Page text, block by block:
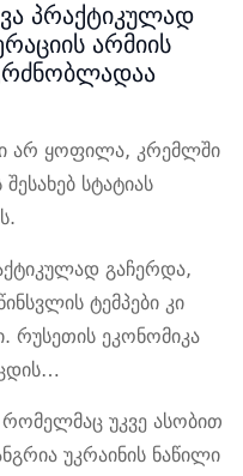
პრაქტიკულად
არმიის
არ ყოფილა, კრემლში
სტატიას
გაჩერდა,
ტემპები კი
რუსეთის ეკონომიკა
უკვე ასობით
უკრაინის ნაწილი